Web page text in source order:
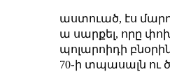
աստուած, էս
ա սարքել, որը
պոլարոիդի
70֊ի տպասալն ու